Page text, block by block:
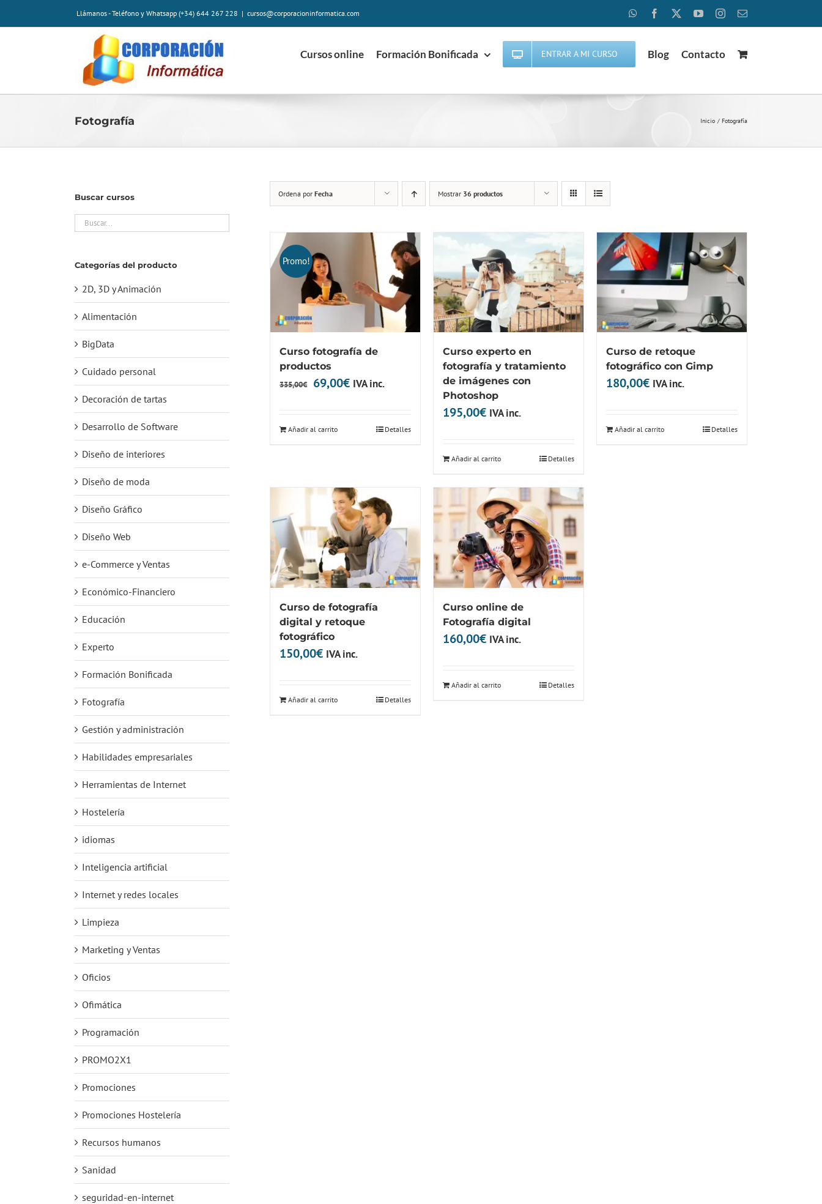
Llámanos - Teléfono y Whatsapp (+34) 644 267 228 | cursos@corporacioninformatica.com WhatsAppFacebook YouTubeInstagramCorreo
Cursos online Formación Bonificada ENTRAR A MI CURSO Blog Contacto
Fotografía Inicio Fotografía
Ordena por Fecha Mostrar 36 productos
Promo!
Curso fotografía de
productos
335,00€
El
69,00€ElIVA inc.
Añadir al carrito Detalles
Curso experto en
fotografía y tratamiento
de imágenes con
Photoshop
195,00€ IVA inc.
Añadir al carrito Detalles
Curso de retoque
fotográfico con Gimp
180,00€ IVA inc.
Añadir al carrito Detalles
Curso de fotografía
digital y retoque
fotográfico
150,00€ IVA inc.
Añadir al carrito Detalles
Curso online de
Fotografía digital
160,00€ IVA inc.
Añadir al carrito Detalles
Buscar cursos
Categorías del producto
2D, 3D y Animación
Alimentación
BigData
Cuidado personal
Decoración de tartas
Desarrollo de Software
Diseño de interiores
Diseño de moda
Diseño Gráfico
Diseño Web
e-Commerce y Ventas
Económico-Financiero
Educación
Experto
Formación Bonificada
Fotografía
Gestión y administración
Habilidades empresariales
Herramientas de Internet
Hostelería
idiomas
Inteligencia artificial
Internet y redes locales
Limpieza
Marketing y Ventas
Oficios
Ofimática
Programación
PROMO2X1
Promociones
Promociones Hostelería
Recursos humanos
Sanidad
seguridad-en-internet